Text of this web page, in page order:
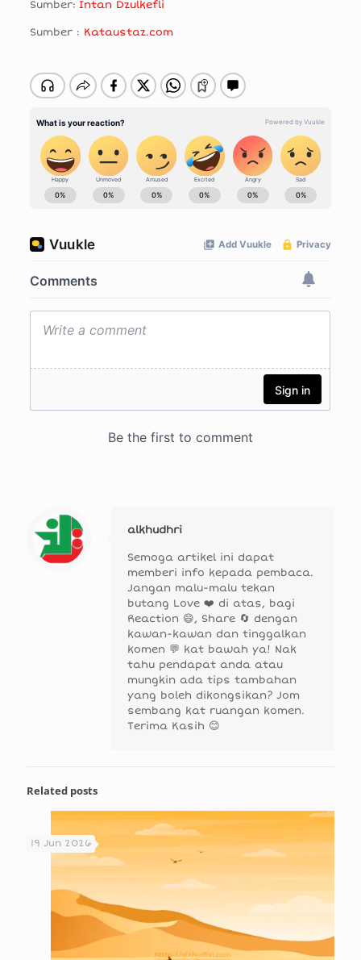
Sumber: Intan Dzulkefli
Sumber : Kataustaz.com
alkhudhri
Semoga artikel ini dapat
memberi info kepada pembaca.
Jangan malu-malu tekan
butang Love ❤️ di atas, bagi
Reaction 😄, Share 🔄 dengan
kawan-kawan dan tinggalkan
komen 💬 kat bawah ya! Nak
tahu pendapat anda atau
mungkin ada tips tambahan
yang boleh dikongsikan? Jom
sembang kat ruangan komen.
Terima Kasih 😊
Related posts
19 Jun 2026